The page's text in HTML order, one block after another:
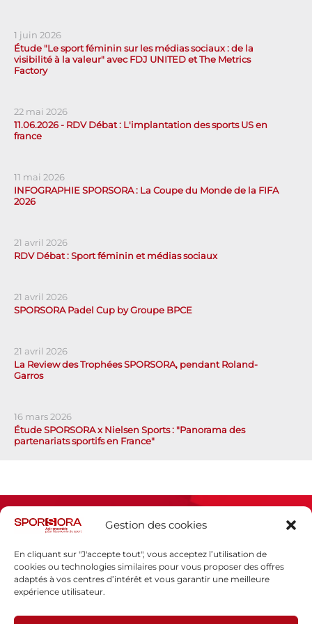
Gestion des cookies
En cliquant sur "J'accepte tout", vous acceptez l’utilisation de
cookies ou technologies similaires pour vous proposer des offres
adaptés à vos centres d’intérêt et vous garantir une meilleure
expérience utilisateur.
1 juin 2026
Étude "Le sport féminin sur les médias sociaux : de la
visibilité à la valeur" avec FDJ UNITED et The Metrics
Factory
22 mai 2026
11.06.2026 - RDV Débat : L'implantation des sports US en
france
11 mai 2026
INFOGRAPHIE SPORSORA : La Coupe du Monde de la FIFA
2026
21 avril 2026
RDV Débat : Sport féminin et médias sociaux
21 avril 2026
SPORSORA Padel Cup by Groupe BPCE
21 avril 2026
La Review des Trophées SPORSORA, pendant Roland-
Garros
16 mars 2026
Étude SPORSORA x Nielsen Sports : "Panorama des
partenariats sportifs en France"
Espace presse
Politique de confidentialité